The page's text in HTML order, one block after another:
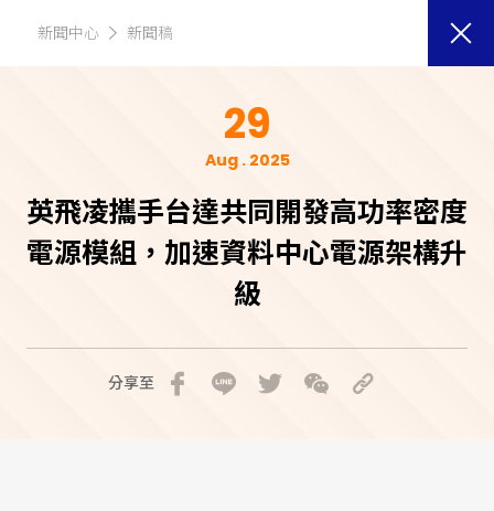
新聞中心 新聞稿
29
Aug . 2025
英飛凌攜手台達共同開發高功率密度
電源模組，加速資料中心電源架構升
級
分享至